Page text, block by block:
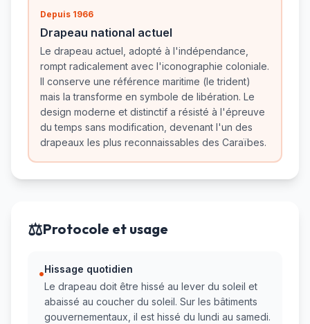
Depuis 1966
Drapeau national actuel
Le drapeau actuel, adopté à l'indépendance,
rompt radicalement avec l'iconographie coloniale.
Il conserve une référence maritime (le trident)
mais la transforme en symbole de libération. Le
design moderne et distinctif a résisté à l'épreuve
du temps sans modification, devenant l'un des
drapeaux les plus reconnaissables des Caraïbes.
⚖️Protocole et usage
•Hissage quotidien
Le drapeau doit être hissé au lever du soleil et
abaissé au coucher du soleil. Sur les bâtiments
gouvernementaux, il est hissé du lundi au samedi.